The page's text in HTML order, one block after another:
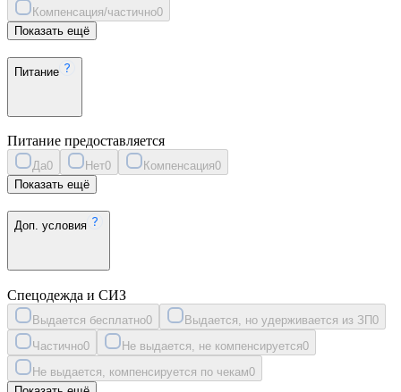
Компенсация/частично0
Показать ещё
Питание
Питание предоставляется
Да0 Нет0 Компенсация0
Показать ещё
Доп. условия
Спецодежда и СИЗ
Выдается бесплатно0 Выдается, но удерживается из ЗП0
Частично0 Не выдается, не компенсируется0
Не выдается, компенсируется по чекам0